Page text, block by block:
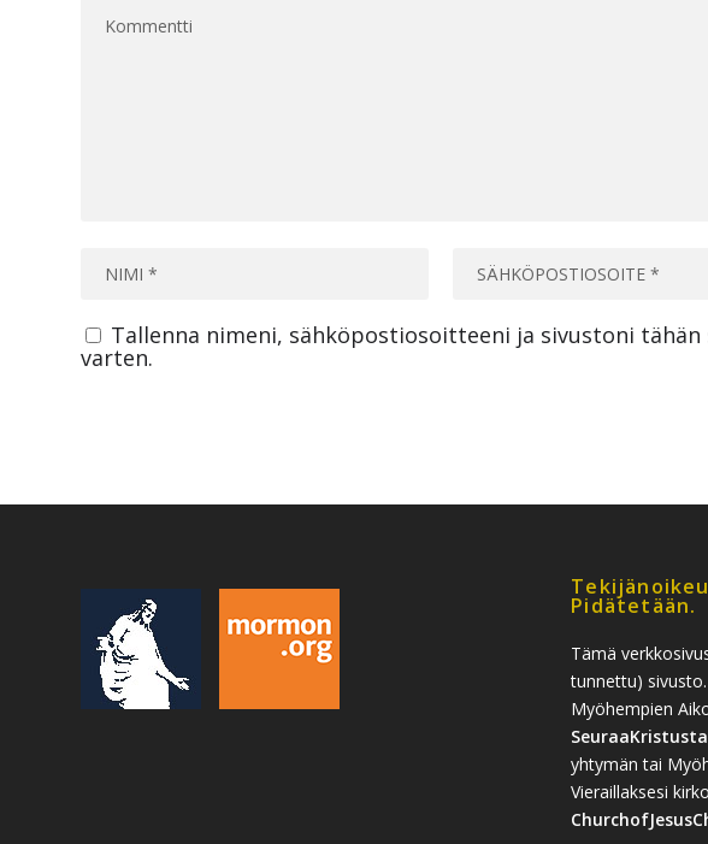
Tallenna nimeni, sähköpostiosoitteeni ja sivustoni
varten.
Pidätetään.
Tämä
tunnettu) sivusto.
Myöhempien
yhtymän tai
Vieraillaksesi